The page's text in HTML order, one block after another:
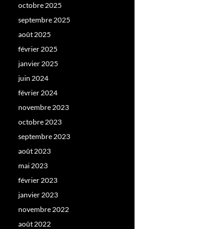
octobre 2025
septembre 2025
août 2025
février 2025
janvier 2025
juin 2024
février 2024
novembre 2023
octobre 2023
septembre 2023
août 2023
mai 2023
février 2023
janvier 2023
novembre 2022
août 2022